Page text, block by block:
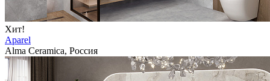
Хит!
Aparel
Alma Ceramica, Россия